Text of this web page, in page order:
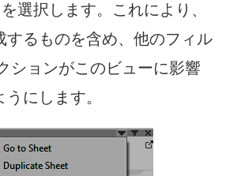
を選択します。これにより、
するものを含め、他のフィル
ションがこのビューに影響
うにします。